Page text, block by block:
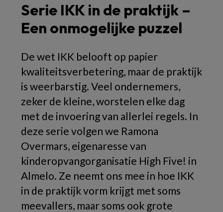
Serie IKK in de praktijk –
Een onmogelijke puzzel
De wet IKK belooft op papier
kwaliteitsverbetering, maar de praktijk
is weerbarstig. Veel ondernemers,
zeker de kleine, worstelen elke dag
met de invoering van allerlei regels. In
deze serie volgen we Ramona
Overmars, eigenaresse van
kinderopvangorganisatie High Five! in
Almelo. Ze neemt ons mee in hoe IKK
in de praktijk vorm krijgt met soms
meevallers, maar soms ook grote